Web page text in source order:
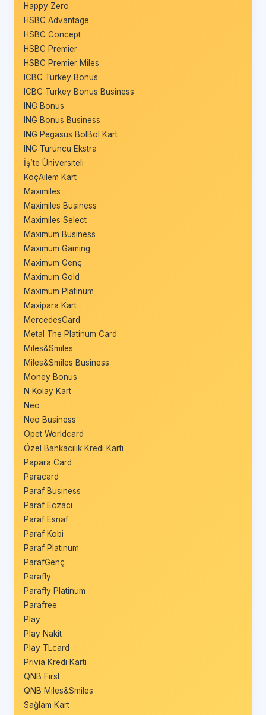
Happy Zero
HSBC Advantage
HSBC Concept
HSBC Premier
HSBC Premier Miles
ICBC Turkey Bonus
ICBC Turkey Bonus Business
ING Bonus
ING Bonus Business
ING Pegasus BolBol Kart
ING Turuncu Ekstra
İş’te Üniversiteli
KoçAilem Kart
Maximiles
Maximiles Business
Maximiles Select
Maximum Business
Maximum Gaming
Maximum Genç
Maximum Gold
Maximum Platinum
Maxipara Kart
MercedesCard
Metal The Platinum Card
Miles&Smiles
Miles&Smiles Business
Money Bonus
N Kolay Kart
Neo
Neo Business
Opet Worldcard
Özel Bankacılık Kredi Kartı
Papara Card
Paracard
Paraf Business
Paraf Eczacı
Paraf Esnaf
Paraf Kobi
Paraf Platinum
ParafGenç
Parafly
Parafly Platinum
Parafree
Play
Play Nakit
Play TLcard
Privia Kredi Kartı
QNB First
QNB Miles&Smiles
Sağlam Kart